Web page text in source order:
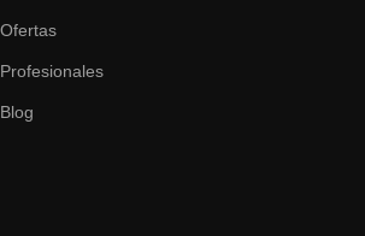
Ofertas
Profesionales
Blog